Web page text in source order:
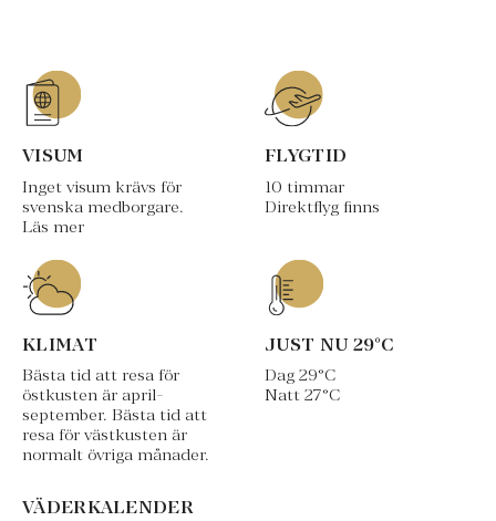
VISUM
Inget visum krävs för
svenska medborgare.
Läs mer
FLYGTID
10 timmar
Direktflyg finns
KLIMAT
Bästa tid att resa för
östkusten är april-
september. Bästa tid att
resa för västkusten är
normalt övriga månader.
JUST NU 29°C
Dag 29°C
Natt 27°C
VÄDERKALENDER